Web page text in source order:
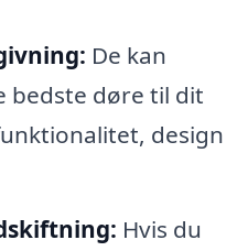
De kan
bedste døre til dit
design
Hvis du